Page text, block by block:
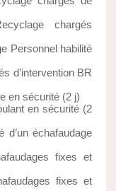
chargés
Personnel habilité
d’intervention BR
en sécurité (2 j)
en sécurité (2
échafaudage
fixes et
fixes et